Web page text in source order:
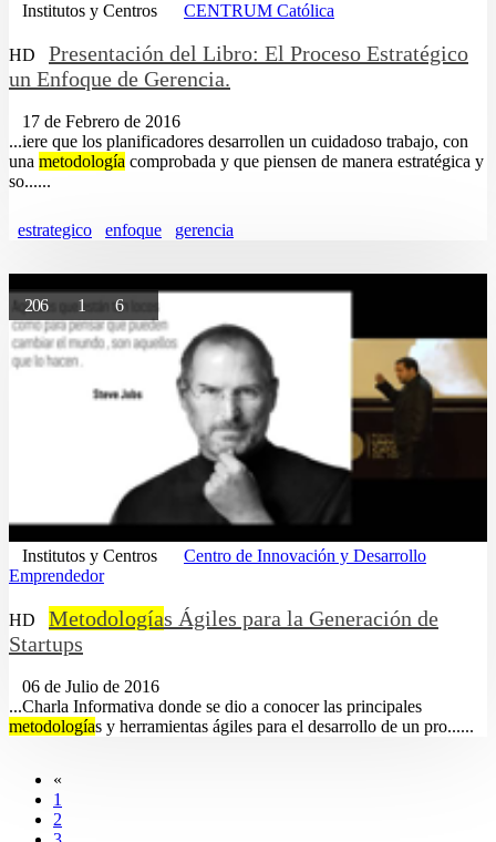
Institutos y Centros CENTRUM Católica
HD
Presentación del Libro: El Proceso Estratégico
un Enfoque de Gerencia.
17 de Febrero de 2016
...iere que los planificadores desarrollen un cuidadoso trabajo, con
una metodología comprobada y que piensen de manera estratégica y
so......
estrategico enfoque gerencia
206 1 6
Institutos y Centros
Centro de Innovación y Desarrollo
Emprendedor
HD Metodologías Ágiles para la Generación de
Startups
06 de Julio de 2016
...Charla Informativa donde se dio a conocer las principales
metodologías y herramientas ágiles para el desarrollo de un pro......
«
1
2